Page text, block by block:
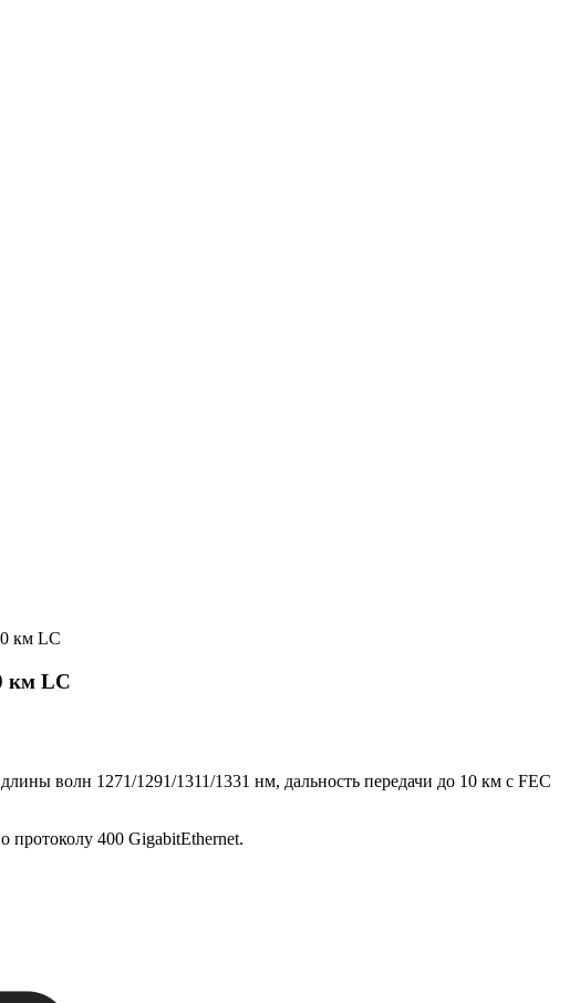
км LC
км LC
волн 1271/1291/1311/1331 нм, дальность передачи до 10 км с FEC
400 GigabitEthernet.